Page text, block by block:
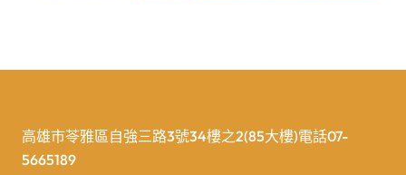
高雄市苓雅區自強三路3號34樓之2(85大樓)電話07-
5665189